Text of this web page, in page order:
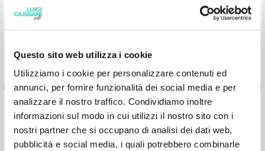
Questo sito web utilizza i cookie
Utilizziamo i cookie per personalizzare contenuti ed
annunci, per fornire funzionalità dei social media e per
analizzare il nostro traffico. Condividiamo inoltre
informazioni sul modo in cui utilizzi il nostro sito con i
nostri partner che si occupano di analisi dei dati web,
pubblicità e social media, i quali potrebbero combinarle
Prefazione a Ci ha amati per primo: Le
radici dimenticate della carità, di Paul
Josef Cordes